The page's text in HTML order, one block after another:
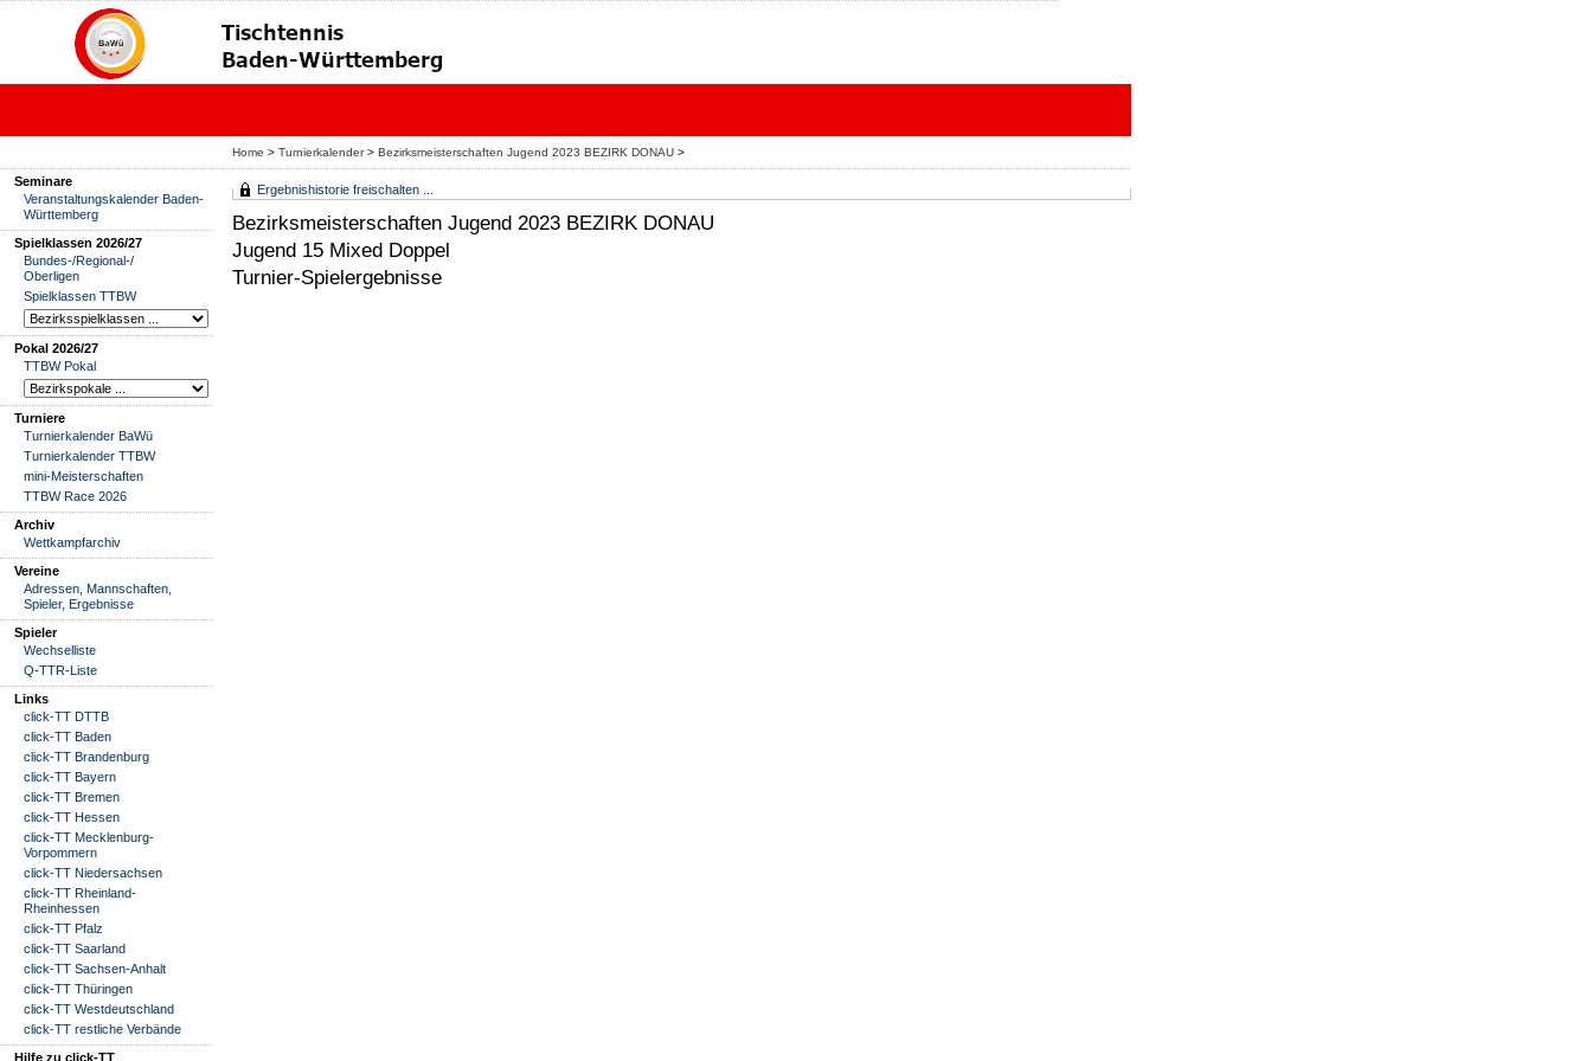
Home > Turnierkalender> Bezirksmeisterschaften Jugend 2023 BEZIRK DONAU >
Seminare
Veranstaltungskalender Baden-
Württemberg
Spielklassen 2026/27
Bundes-/Regional-/
Oberligen
Spielklassen TTBW
Pokal 2026/27
TTBW Pokal
Turniere
Turnierkalender BaWü
Turnierkalender TTBW
mini-Meisterschaften
TTBW Race 2026
Archiv
Wettkampfarchiv
Vereine
Adressen, Mannschaften,
Spieler, Ergebnisse
Spieler
Wechselliste
Q-TTR-Liste
Links
click-TT DTTB
click-TT Baden
click-TT Brandenburg
click-TT Bayern
click-TT Bremen
click-TT Hessen
click-TT Mecklenburg-
Vorpommern
click-TT Niedersachsen
click-TT Rheinland-
Rheinhessen
click-TT Pfalz
click-TT Saarland
click-TT Sachsen-Anhalt
click-TT Thüringen
click-TT Westdeutschland
click-TT restliche Verbände
Hilfe zu click-TT
Ergebnishistorie freischalten ...
Bezirksmeisterschaften Jugend 2023 BEZIRK DONAU
Jugend 15 Mixed Doppel
Turnier-Spielergebnisse